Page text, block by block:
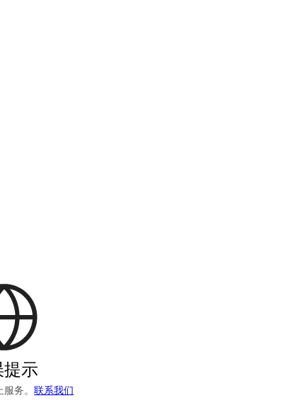
提示
务。 联系我们